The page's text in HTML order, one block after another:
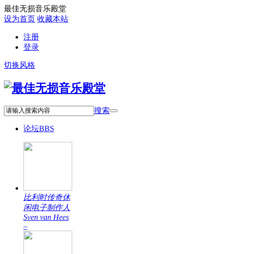
最佳无损音乐殿堂
设为首页 收藏本站
注册
登录
切换风格
搜索
论坛BBS
比利时传奇休
闲电子制作人
Sven van Hees
–